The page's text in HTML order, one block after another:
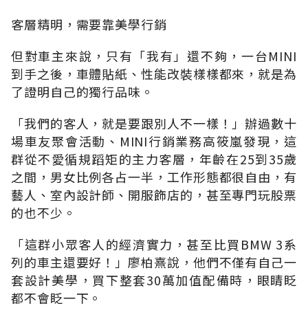
客層精明，需要靠美學行銷
但對車主來說，只有「我有」還不夠，一台MINI
到手之後，車體貼紙、性能改裝樣樣都來，就是為
了證明自己的獨行品味。
「我們的客人，就是要跟別人不一樣！」辦過數十
場車友聚會活動、MINI行銷業務高筱嵐發現，這
群從不愛循規蹈矩的主力客層，年齡在25到35歲
之間，男女比例各占一半，工作形態都很自由，有
藝人、室內設計師、開服飾店的，甚至專門玩股票
的也不少。
「這群小眾客人的經濟實力，甚至比買BMW 3系
列的車主還要好！」廖柏熹說，他們不僅有自己一
套設計美學，買下整套30萬加值配備時，眼睛眨
都不會眨一下。